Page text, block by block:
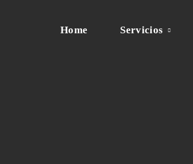
Home Servicios